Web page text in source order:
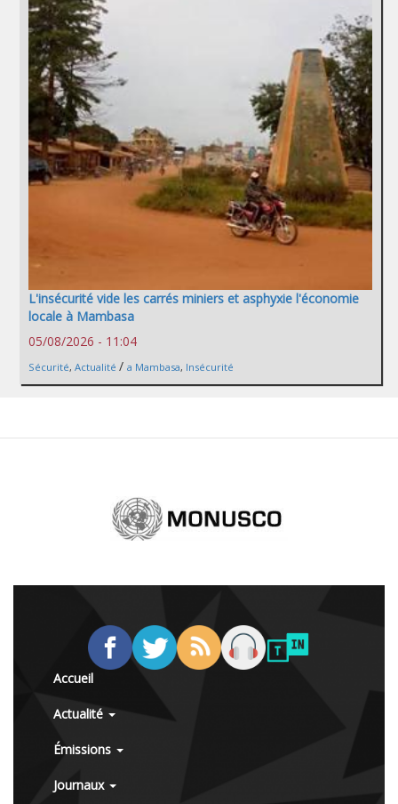
L'insécurité vide les carrés miniers et asphyxie l'économie
locale à Mambasa
05/08/2026 - 11:04
Sécurité, Actualité / a Mambasa, Insécurité
Accueil
Actualité
Émissions
Journaux